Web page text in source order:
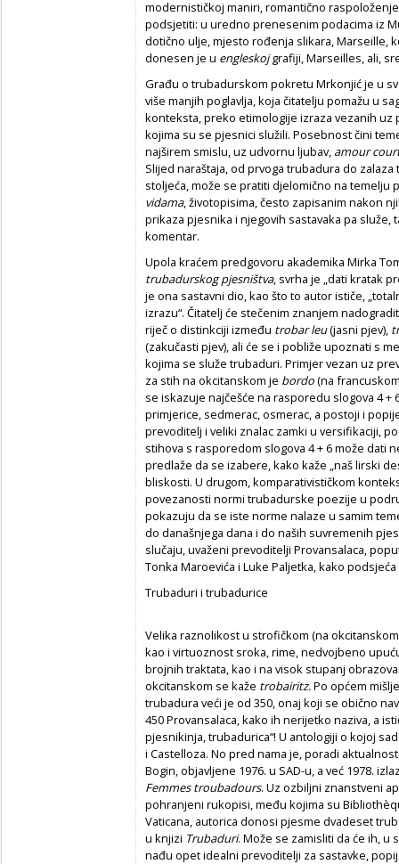
modernističkoj maniri, romantično
podsjetiti: u uredno prenesenim podacima iz
dotično ulje, mjesto rođenja slikara, Marseille,
donesen je u engleskojgrafiji, Marseilles, ali,
Građu o trubadurskom pokretu Mrkonjić je u
više manjih poglavlja, koja čitatelju pomažu u
konteksta, preko etimologije izraza vezanih
kojima su se pjesnici služili. Posebnost čini
najširem smislu, uz udvornu ljubav, amour
Slijed naraštaja, od prvoga trubadura do
stoljeća, može se pratiti djelomično na temelju
vidama, životopisima, često zapisanim nakon
prikaza pjesnika i njegovih sastavaka pa služe,
komentar.
Upola kraćem predgovoru akademika Mirka
trubadurskog pjesništva, svrha je „dati kratak
je ona sastavni dio, kao što to autor ističe,
izrazu“. Čitatelj će stečenim znanjem
riječ o distinkciji između trobar leu(jasni pjev),
(zakučasti pjev), ali će se i pobliže upoznati s
kojima se služe trubaduri. Primjer vezan uz
za stih na okcitanskom je bordo(na
se iskazuje najčešće na rasporedu slogova 4 +
primjerice, sedmerac, osmerac, a postoji i
prevoditelj i veliki znalac zamki u versifikaciji,
stihova s rasporedom slogova 4 + 6 može dati
predlaže da se izabere, kako kaže „naš lirski
bliskosti. U drugom, komparativističkom
povezanosti normi trubadurske poezije u
pokazuju da se iste norme nalaze u samim
do današnjega dana i do naših suvremenih
slučaju, uvaženi prevoditelji Provansalaca,
Tonka Maroevića i Luke Paljetka, kako
Trubaduri i trubadurice
Velika raznolikost u strofičkom (na
kao i virtuoznost sroka, rime, nedvojbeno
brojnih traktata, kao i na visok stupanj
okcitanskom se kaže trobairitz.Po općem
trubadura veći je od 350, onaj koji se obično
450 Provansalaca, kako ih nerijetko naziva, a
pjesnikinja, trubadurica“! U antologiji o kojoj
i Castelloza. No pred nama je, poradi
Bogin, objavljene 1976. u SAD-u, a već 1978.
Femmes troubadours. Uz ozbiljni znanstveni
pohranjeni rukopisi, među kojima su
Vaticana, autorica donosi pjesme dvadeset
u knjizi Trubaduri. Može se zamisliti da će ih, u
nađu opet idealni prevoditelji za sastavke,